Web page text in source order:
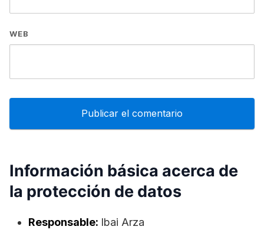
WEB
Información básica acerca de
la protección de datos
Responsable: lbai Arza